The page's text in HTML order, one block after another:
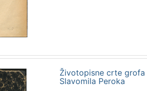
Životopisne crte
Slavomila Peroka